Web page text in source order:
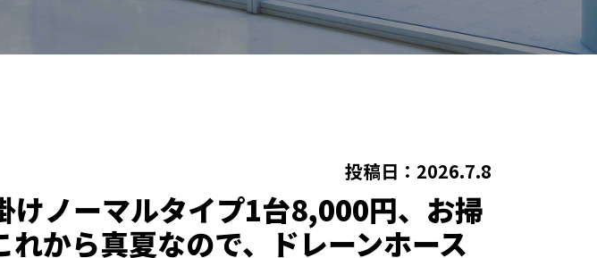
投稿日：2026.7.8
けノーマルタイプ1台8,000円、お掃
から真夏なので、ドレーンホース